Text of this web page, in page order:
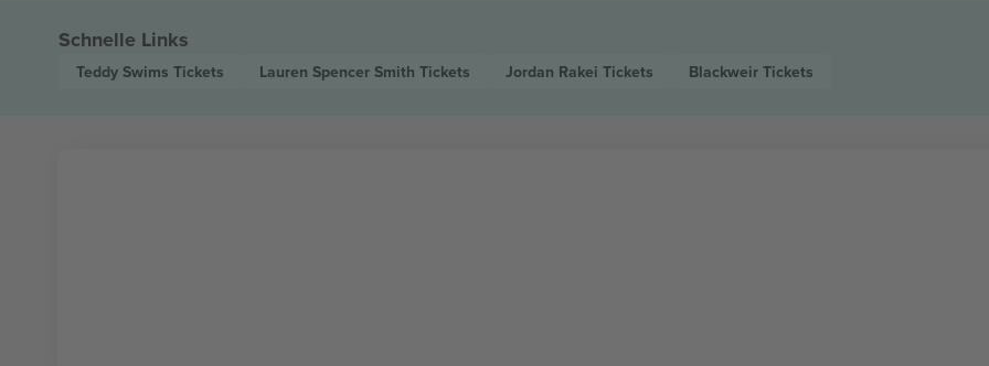
Schnelle Links
Teddy Swims Tickets Lauren Spencer Smith Tickets Jordan Rakei Tickets Blackweir Tickets